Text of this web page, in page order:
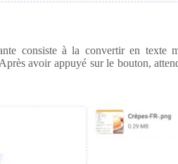
consiste à la convertir en texte
avoir appuyé sur le bouton,